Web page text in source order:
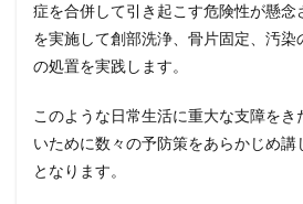
症を合併して引き起こす危険性が懸念
を実施して創部洗浄、骨片固定、汚
の処置を実践します。
このような日常生活に重大な支障をき
いために数々の予防策をあらかじめ講
となります。